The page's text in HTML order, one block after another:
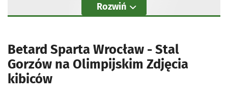
Rozwiń
Betard Sparta Wrocław - Stal
Gorzów na Olimpijskim Zdjęcia
kibiców